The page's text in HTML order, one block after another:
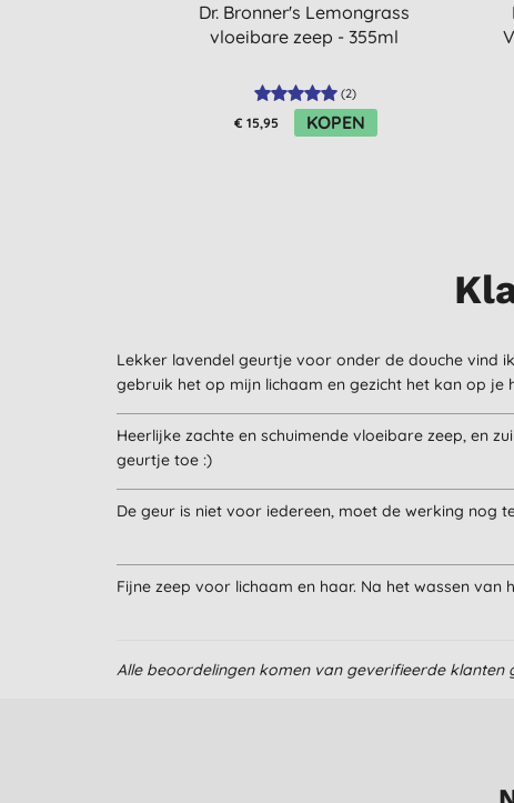
Dr. Bronner's Lemongrass
vloeibare zeep - 355ml
(2)
€ 15,95 KOPEN
Lekker lavendel geurtje voor onder de douche vind
gebruik het op mijn lichaam en gezicht het kan op
Heerlijke zachte en schuimende vloeibare zeep, en
geurtje toe :)
De geur is niet voor iedereen, moet de werking nog
Fijne zeep voor lichaam en haar. Na het wassen
Alle beoordelingen komen van geverifieerde